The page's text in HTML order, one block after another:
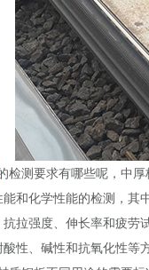
检测要求有哪些呢，中厚
和化学性能的检测，
拉强度、伸长率和疲
性、碱性和抗氧化性等